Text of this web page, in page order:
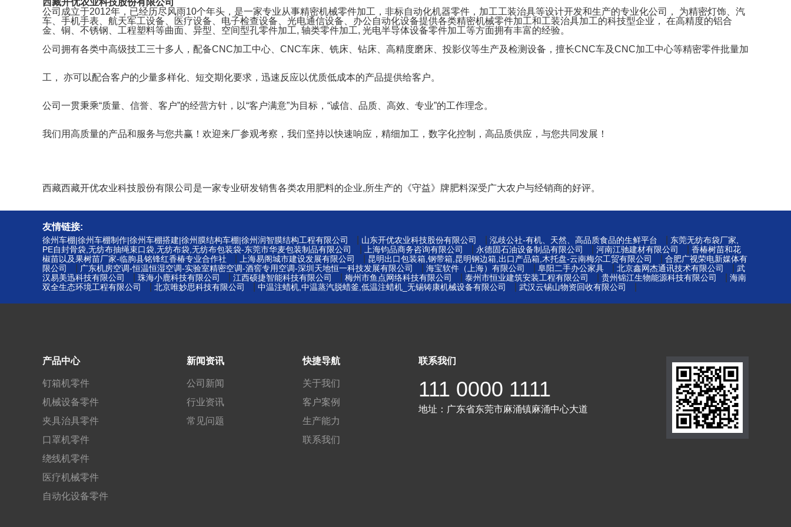
西藏开优农业科技股份有限公司
公司成立于2012年，已经历尽风雨10个年头，是一家专业从事精密机械零件加工，非标自动化机器零件，加工工装治具等设计开发和生产的专业化公司， 为精密灯饰、汽
车、手机手表、航天军工设备、医疗设备、电子检查设备、光电通信设备、办公自动化设备提供各类精密机械零件加工和工装治具加工的科技型企业， 在高精度的铝合
金、铜、不锈钢、工程塑料等曲面、异型、空间型孔零件加工, 轴类零件加工, 光电半导体设备零件加工等方面拥有丰富的经验。
公司拥有各类中高级技工三十多人，配备CNC加工中心、CNC车床、铣床、钻床、高精度磨床、投影仪等生产及检测设备，擅长CNC车及CNC加工中心等精密零件批量加
工， 亦可以配合客户的少量多样化、短交期化要求，迅速反应以优质低成本的产品提供给客户。
公司一贯秉乘“质量、信誉、客户”的经营方针，以“客户满意”为目标，“诚信、品质、高效、专业”的工作理念。
我们用高质量的产品和服务与您共赢！欢迎来厂参观考察，我们坚持以快速响应，精细加工，数字化控制，高品质供应，与您共同发展！
西藏西藏开优农业科技股份有限公司是一家专业研发销售各类农用肥料的企业,所生产的《守益》牌肥料深受广大农户与经销商的好评。
友情链接:
徐州车棚|徐州车棚制作|徐州车棚搭建|徐州膜结构车棚|徐州润智膜结构工程有限公司 山东开优农业科技股份有限公司 泓歧公社-有机、天然、高品质食品的生鲜平台
东莞无纺布袋厂家,
PE自封骨袋,无纺布抽绳束口袋,无纺布袋,无纺布包装袋-东莞市华麦包装制品有限公司
上海钧品商务咨询有限公司 永德固石油设备制品有限公司 河南江驰建材有限公司
香椿树苗和花
椒苗以及果树苗厂家-临朐县铭锋红香椿专业合作社
上海易阁城市建设发展有限公司 昆明出口包装箱,钢带箱,昆明钢边箱,出口产品箱,木托盘-云南梅尔工贸有限公司
合肥广视荣电新媒体有
限公司
广东机房空调-恒温恒湿空调-实验室精密空调-酒窖专用空调-深圳天地恒一科技发展有限公司 海宝软件（上海）有限公司 阜阳二手办公家具 北京鑫网杰通讯技术有限公司
武
汉易美迅科技有限公司
珠海小鹿科技有限公司 江西硕捷智能科技有限公司 梅州市鱼点网络科技有限公司 泰州市恒业建筑安装工程有限公司 贵州锦江生物能源科技有限公司
海南
双全生态环境工程有限公司
北京唯妙思科技有限公司 中温注蜡机,中温蒸汽脱蜡釜,低温注蜡机_无锡铸康机械设备有限公司 武汉云锡山物资回收有限公司
产品中心
钉箱机零件
机械设备零件
夹具治具零件
口罩机零件
绕线机零件
医疗机械零件
自动化设备零件
新闻资讯
公司新闻
行业资讯
常见问题
快捷导航
关于我们
客户案例
生产能力
联系我们
联系我们
111 0000 1111
地址： 广东省东莞市麻涌镇麻涌中心大道